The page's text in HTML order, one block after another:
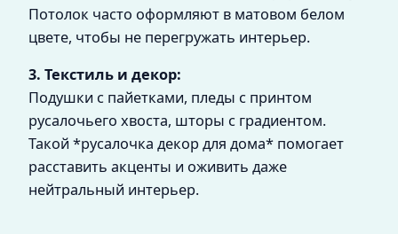
Потолок часто оформляют в матовом белом
цвете, чтобы не перегружать интерьер.
3. Текстиль и декор:
Подушки с пайетками, пледы с принтом
русалочьего хвоста, шторы с градиентом.
Такой *русалочка декор для дома* помогает
расставить акценты и оживить даже
нейтральный интерьер.